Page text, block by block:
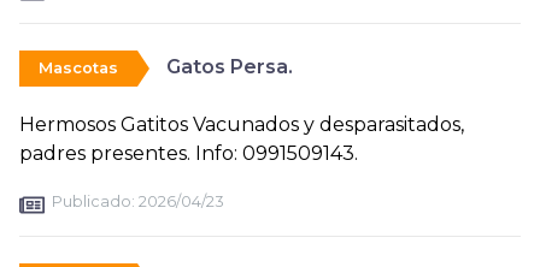
Mascotas Gatos Persa.
Hermosos Gatitos Vacunados y desparasitados,
padres presentes. Info: 0991509143.
Publicado: 2026/04/23